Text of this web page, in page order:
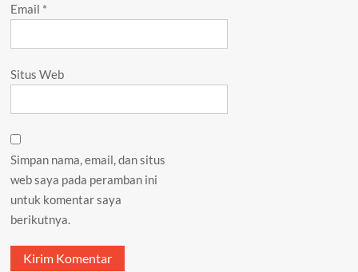
Email *
Situs Web
Simpan nama, email, dan situs
web saya pada peramban ini
untuk komentar saya
berikutnya.